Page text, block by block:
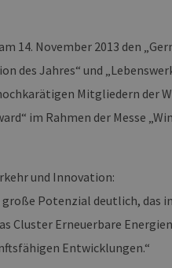
14. November 2013 den
des Jahres“ und
Mitgliedern der
im Rahmen der Messe
und Innovation:
Potenzial deutlich, das
Cluster Erneuerbare
Entwicklungen.“